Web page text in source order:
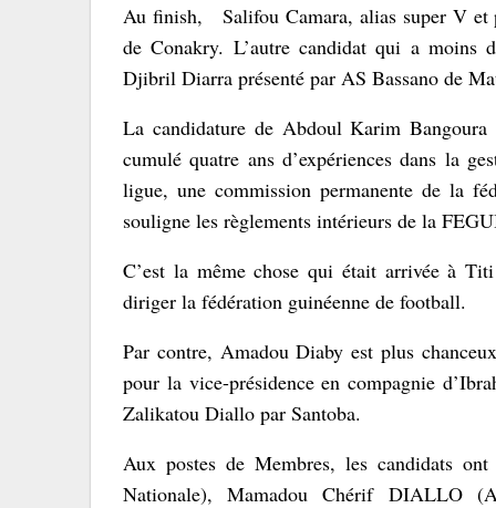
Au finish, Salifou Camara, alias super V et
de Conakry. L’autre candidat qui a moins
Djibril Diarra présenté par AS Bassano de
La candidature de Abdoul Karim
cumulé quatre ans d’expériences dans la
ligue, une commission permanente de la
souligne les règlements intérieurs de la
C’est la même chose qui était arrivée à
diriger la fédération guinéenne de football.
Par contre, Amadou Diaby est plus
pour la vice-présidence en compagnie
Zalikatou Diallo par Santoba.
Aux postes de Membres, les candidats
Nationale), Mamadou Chérif DIALLO